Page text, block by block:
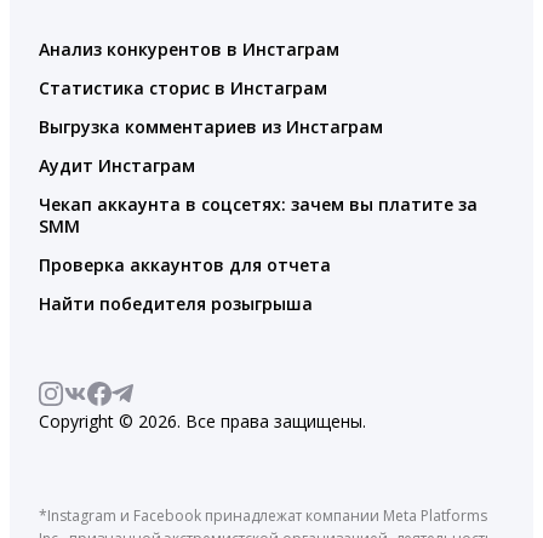
Анализ конкурентов в Инстаграм
Статистика сторис в Инстаграм
Выгрузка комментариев из Инстаграм
Аудит Инстаграм
Чекап аккаунта в соцсетях: зачем вы платите за
SMM
Проверка аккаунтов для отчета
Найти победителя розыгрыша
Copyright © 2026. Все права защищены.
*Instagram и Facebook принадлежат компании Meta Platforms